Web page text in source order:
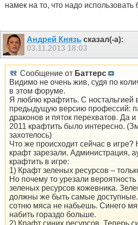
намек на то, что надо использовать
Андрей Князь сказал(-а):
03.11.2013 18:03
Сообщение от Баттерс
Видимо не очень жив, судя по
в этом форуме.
Я люблю крафтить. С ностальгией
предыдущую версию профессий:
драконов и пяток перехватов. Да
2011 крафтить было интересно.
захотелось)
Что же происходит сейчас в игре?
крафт зарезали. Администрация,
крафтить в игре:
1) Крафт зеленых ресурсов –
Но почему то урезали
зеленых ресурсов кожевника.
должны же быть самые доступные.
сотню мяса не набьешь. Синего
набить гораздо больше.